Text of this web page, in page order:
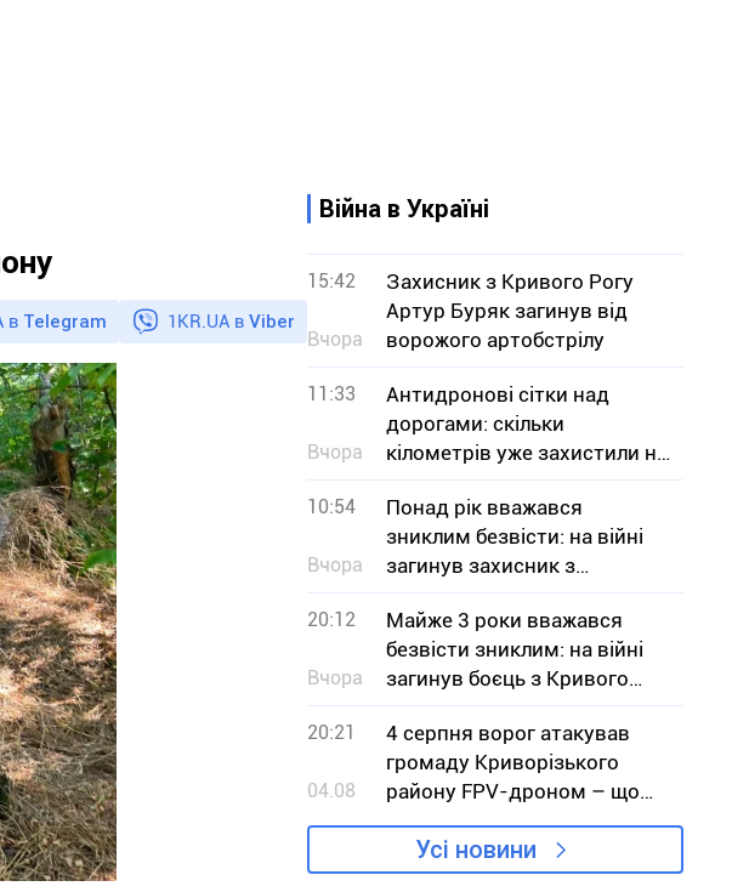
в Telegram 1KR.UA в Viber
Війна в Україні
15:42
Вчора
Захисник з Кривого Рогу
Артур Буряк загинув від
ворожого артобстрілу
11:33
Вчора
Антидронові сітки над
дорогами: скільки
кілометрів уже захистили на
Дніпропетровщині
10:54
Вчора
Понад рік вважався
зниклим безвісти: на війні
загинув захисник з
Криворіжжя Ілля Сердюк
20:12
Вчора
Майже 3 роки вважався
безвісти зниклим: на війні
загинув боєць з Кривого
Рогу В`ячеслав Чучмай
20:21
04.08
4 серпня ворог атакував
громаду Криворізького
району FPV-дроном – що
відомо
Усі новини